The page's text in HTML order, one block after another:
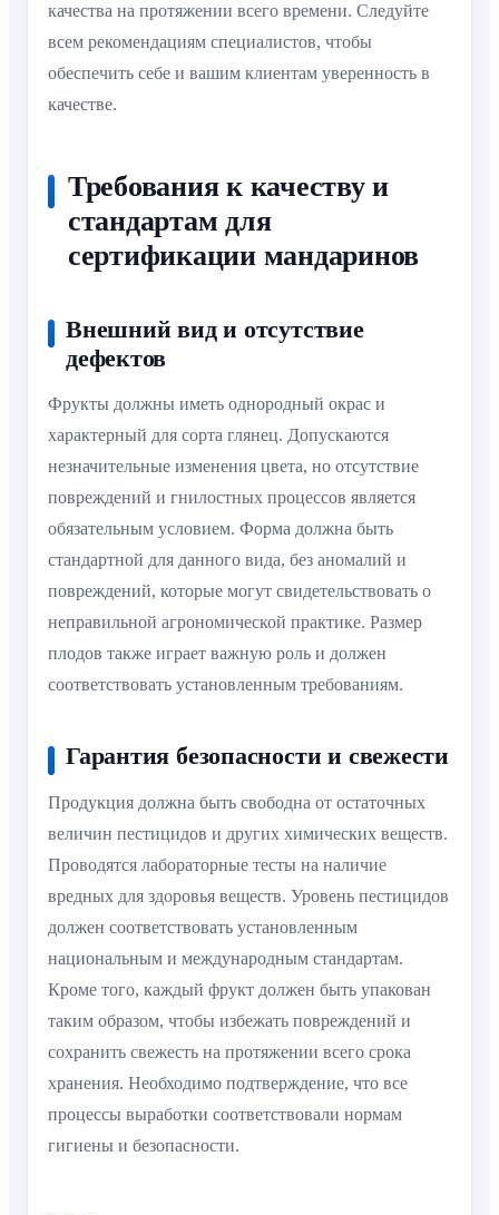
качества на протяжении всего времени. Следуйте
всем рекомендациям специалистов, чтобы
обеспечить себе и вашим клиентам уверенность в
качестве.
Требования к качеству и
стандартам для
сертификации мандаринов
Внешний вид и отсутствие
дефектов
Фрукты должны иметь однородный окрас и
характерный для сорта глянец. Допускаются
незначительные изменения цвета, но отсутствие
повреждений и гнилостных процессов является
обязательным условием. Форма должна быть
стандартной для данного вида, без аномалий и
повреждений, которые могут свидетельствовать о
неправильной агрономической практике. Размер
плодов также играет важную роль и должен
соответствовать установленным требованиям.
Гарантия безопасности и свежести
Продукция должна быть свободна от остаточных
величин пестицидов и других химических веществ.
Проводятся лабораторные тесты на наличие
вредных для здоровья веществ. Уровень пестицидов
должен соответствовать установленным
национальным и международным стандартам.
Кроме того, каждый фрукт должен быть упакован
таким образом, чтобы избежать повреждений и
сохранить свежесть на протяжении всего срока
хранения. Необходимо подтверждение, что все
процессы выработки соответствовали нормам
гигиены и безопасности.